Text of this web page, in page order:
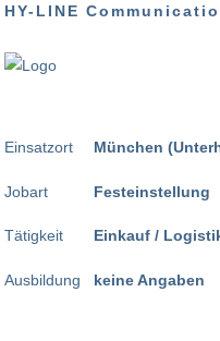
HY-LINE
Einsatzort
Jobart
Tätigkeit
Ausbildung
München
Festeinstellung
Einkauf /
keine Angaben